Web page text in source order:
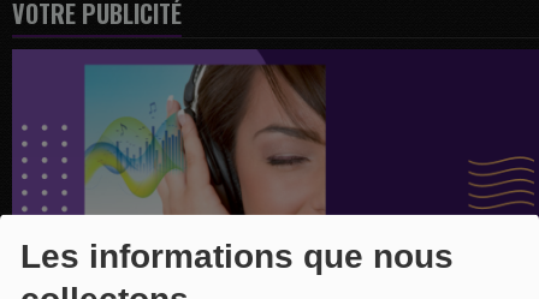
Les informations que nous
VOTRE PUBLICITÉ